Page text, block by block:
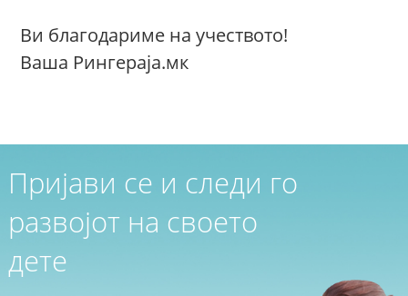
Ви благодариме на учеството!
Ваша Рингераја.мк
Пријави се и следи го
развојот на своето
дете